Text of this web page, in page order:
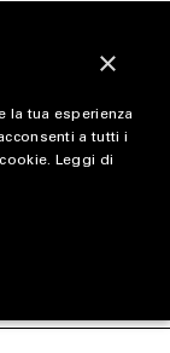
×
la tua esperienza
a tutti i
Leggi di